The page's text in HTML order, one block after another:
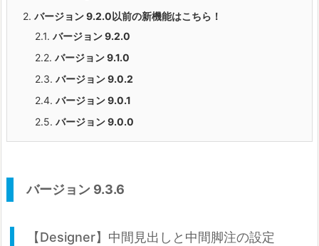
2. バージョン 9.2.0以前の新機能はこちら！
2.1. バージョン 9.2.0
2.2. バージョン 9.1.0
2.3. バージョン 9.0.2
2.4. バージョン 9.0.1
2.5. バージョン 9.0.0
バージョン 9.3.6
【Designer】中間見出しと中間脚注の設定